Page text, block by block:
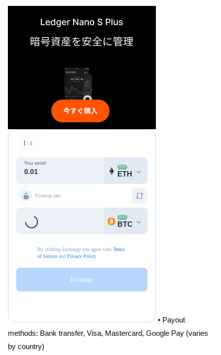
• Payout
methods: Bank transfer, Visa, Mastercard, Google Pay (varies
by country)